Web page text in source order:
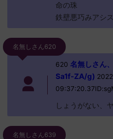
命の珠
鉄壁悪巧みアシ
名無しさん620
620 名無しさん
Sa1f-ZA/g)
しょうがない、
名無しさん639